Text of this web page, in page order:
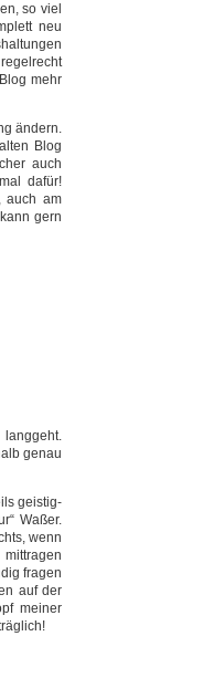
so viel
neu
mehr
ändern.
Blog
auch
dafür!
auch am
gern
genau
geistig-
Waßer.
wenn
fragen
auf der
meiner